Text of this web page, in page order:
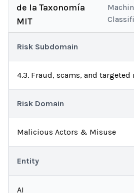
de la Taxonomía
MIT
Risk Subdomain
4.3. Fraud, scams, and
Risk Domain
Malicious Actors & Misuse
Entity
AI